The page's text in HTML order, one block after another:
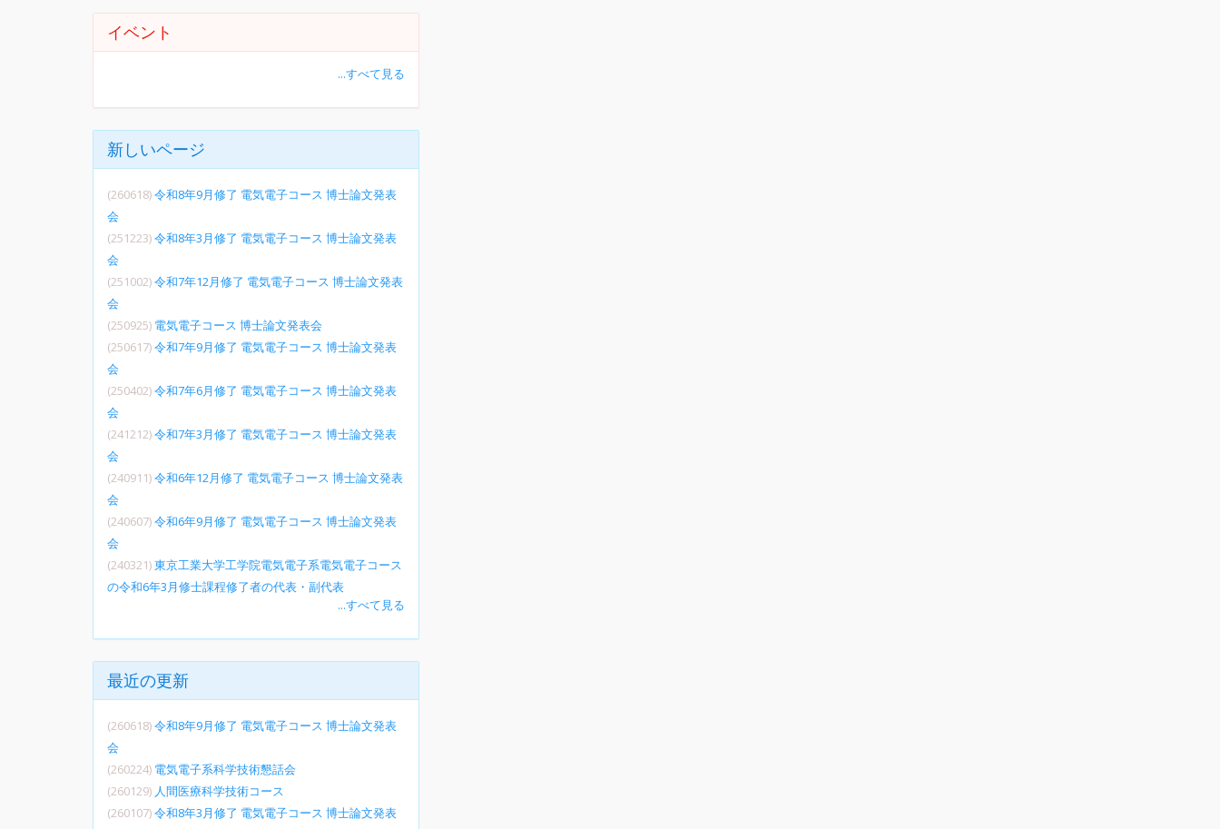
イベント
...すべて見る
新しいページ
(260618)令和8年9月修了 電気電子コース 博士論文発表
会
(251223)令和8年3月修了 電気電子コース 博士論文発表
会
(251002)令和7年12月修了 電気電子コース 博士論文発表
会
(250925) 電気電子コース 博士論文発表会
(250617)令和7年9月修了 電気電子コース 博士論文発表
会
(250402)令和7年6月修了 電気電子コース 博士論文発表
会
(241212)令和7年3月修了 電気電子コース 博士論文発表
会
(240911)令和6年12月修了 電気電子コース 博士論文発表
会
(240607)令和6年9月修了 電気電子コース 博士論文発表
会
(240321)東京工業大学工学院電気電子系電気電子コース
の令和6年3月修士課程修了者の代表・副代表
...すべて見る
最近の更新
(260618)令和8年9月修了 電気電子コース 博士論文発表
会
(260224) 電気電子系科学技術懇話会
(260129) 人間医療科学技術コース
(260107)令和8年3月修了 電気電子コース 博士論文発表